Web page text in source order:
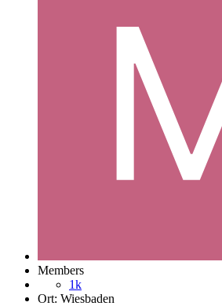
Members
1k
Ort: Wiesbaden